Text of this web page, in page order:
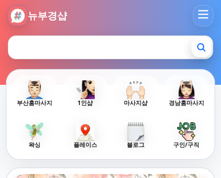
뉴부경샵
뉴부경샵 - 부산 마사지 사이트 부산마사지 부산홈타이 부산출
부산홈마사지 1인샵 마사지샵 경남홈마사지
왁싱 플레이스 블로그 구인/구직